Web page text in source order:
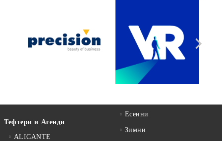
Тефтери и Агенди
ALICANTE
Есенни
Зимни